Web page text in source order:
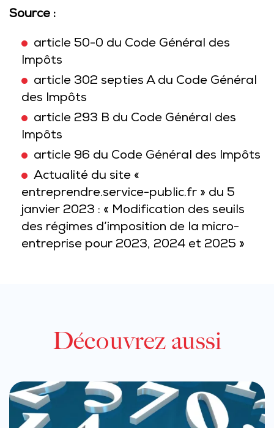
Source :
article 50-0 du Code Général des
Impôts
article 302 septies A du Code Général
des Impôts
article 293 B du Code Général des
Impôts
article 96 du Code Général des Impôts
Actualité du site «
entreprendre.service-public.fr » du 5
janvier 2023 : « Modification des seuils
des régimes d’imposition de la micro-
entreprise pour 2023, 2024 et 2025 »
Découvrez aussi